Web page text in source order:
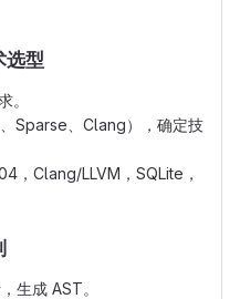
选型
。
Sparse、Clang），确定技
，Clang/LLVM，SQLite，
生成 AST。